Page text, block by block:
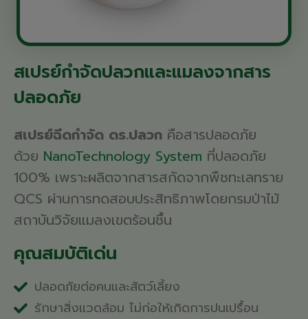
สเปรย์กำจัดปลวกและแมลงจากสาร
ปลอดภัย
สเปรย์ฉีดกำจัด ดร.ปลวก คือสารปลอดภัย
ด้วย NanoTechnology System ที่ปลอดภัย
100% เพราะผลิตจากสารสกัดจากพืชทะเลทราย
QCS ผ่านการทดสอบประสิทธิภาพโดยกรมป่าไม้
สถาบันวิจัยแมลงเขตร้อนชื้น
คุณสมบัติเด่น
ปลอดภัยต่อคนและสัตว์เลี้ยง
รักษาสิ่งแวดล้อม ไม่ก่อให้เกิดการปนเปรื้อน